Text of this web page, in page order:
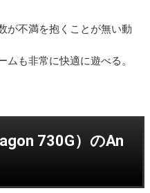
が不満を抱くことが無い動
も非常に快適に遊べる。
730G）のAn